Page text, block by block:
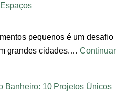
pequenos é um desafio
grandes cidades.… Continuar
Banheiro: 10 Projetos Únicos